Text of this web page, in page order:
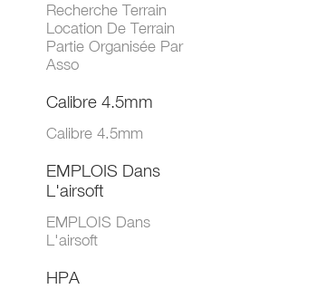
Recherche Terrain
Location De Terrain
Partie Organisée Par
Asso
Calibre 4.5mm
Calibre 4.5mm
EMPLOIS Dans
L'airsoft
EMPLOIS Dans
L'airsoft
HPA